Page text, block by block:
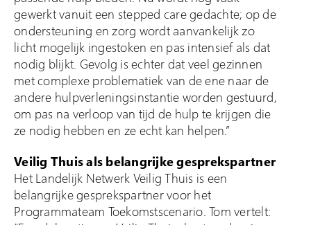
gewerkt vanuit een stepped care gedachte; op de
ondersteuning en zorg wordt aanvankelijk zo
licht mogelijk ingestoken en pas intensief als dat
nodig blijkt. Gevolg is echter dat veel gezinnen
met complexe problematiek van de ene naar de
andere hulpverleningsinstantie worden gestuurd,
om pas na verloop van tijd de hulp te krijgen die
ze nodig hebben en ze echt kan helpen.”
Veilig Thuis als belangrijke gesprekspartner
Het Landelijk Netwerk Veilig Thuis is een
belangrijke gesprekspartner voor het
Programmateam Toekomstscenario. Tom vertelt: